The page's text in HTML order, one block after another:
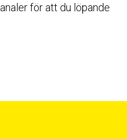
för att du löpande